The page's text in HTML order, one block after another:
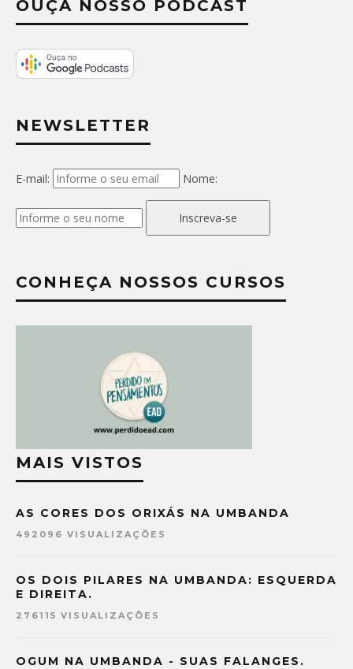
OUÇA NOSSO PODCAST
NEWSLETTER
E-mail: Nome:
Inscreva-se
CONHEÇA NOSSOS CURSOS
MAIS VISTOS
AS CORES DOS ORIXÁS NA UMBANDA
492096 VISUALIZAÇÕES
OS DOIS PILARES NA UMBANDA: ESQUERDA
E DIREITA.
276115 VISUALIZAÇÕES
OGUM NA UMBANDA - SUAS FALANGES.